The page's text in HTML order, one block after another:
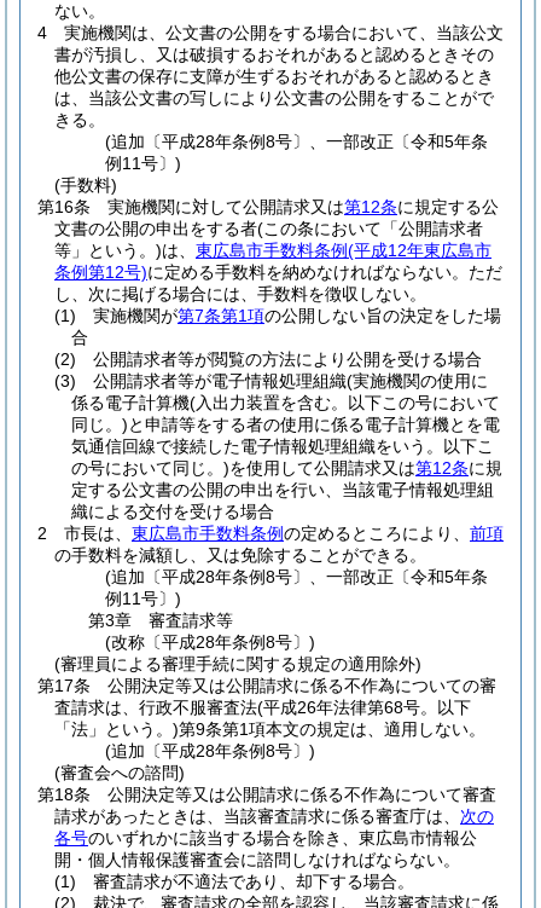
ない。
4
実施機関は、公文書の公開をする場合において、当該公文
書が汚損し、又は破損するおそれがあると認めるときその
他公文書の保存に支障が生ずるおそれがあると認めるとき
は、当該公文書の写しにより公文書の公開をすることがで
きる。
(追加〔平成28年条例8号〕、一部改正〔令和5年条
例11号〕)
(手数料)
第16条
実施機関に対して公開請求又は第12条に規定する公
文書の公開の申出をする者(この条において「公開請求者
等」という。)は、 東広島市手数料条例(平成12年東広島市
条例第12号)に定める手数料を納めなければならない。 ただ
し、次に掲げる場合には、手数料を徴収しない。
(1)
実施機関が第7条第1項の公開しない旨の決定をした場
合
(2)
公開請求者等が閲覧の方法により公開を受ける場合
(3)
公開請求者等が電子情報処理組織(実施機関の使用に
係る電子計算機(入出力装置を含む。以下この号において
同じ。)と申請等をする者の使用に係る電子計算機とを電
気通信回線で接続した電子情報処理組織をいう。以下こ
の号において同じ。)を使用して公開請求又は第12条に規
定する公文書の公開の申出を行い、当該電子情報処理組
織による交付を受ける場合
2
市長は、 東広島市手数料条例の定めるところにより、 前項
の手数料を減額し、又は免除することができる。
(追加〔平成28年条例8号〕、一部改正〔令和5年条
例11号〕)
第3章
審査請求等
(改称〔平成28年条例8号〕)
(審理員による審理手続に関する規定の適用除外)
第17条
公開決定等又は公開請求に係る不作為についての審
査請求は、行政不服審査法(平成26年法律第68号。以下
「法」という。)第9条第1項本文の規定は、適用しない。
(追加〔平成28年条例8号〕)
(審査会への諮問)
第18条
公開決定等又は公開請求に係る不作為について審査
請求があったときは、当該審査請求に係る審査庁は、 次の
各号のいずれかに該当する場合を除き、東広島市情報公
開・個人情報保護審査会に諮問しなければならない。
(1)
審査請求が不適法であり、却下する場合。
(2)
裁決で、審査請求の全部を認容し、当該審査請求に係